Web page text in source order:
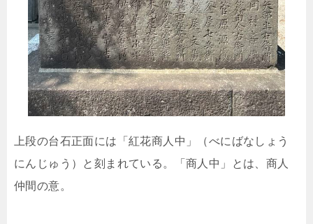
上段の台石正面には「紅花商人中」（べにばなしょう
にんじゅう）と刻まれている。「商人中」とは、商人
仲間の意。